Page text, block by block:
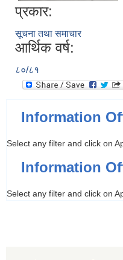
प्रकार:
सूचना तथा समाचार
आर्थिक वर्ष:
८०/८१
Information
Select any filter and click on
Information
Select any filter and click on